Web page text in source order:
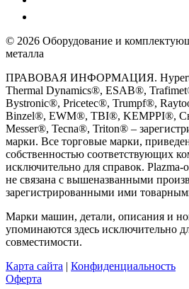
© 2026 Оборудование и
металла
ПРАВОВАЯ ИНФОРМАЦИЯ.
Thermal Dynamics®, ESAB®,
Bystronic®, Pricetec®, Trumpf®,
Binzel®, EWM®, TBI®, KEMPPI®,
Messer®, Tecna®, Triton® –
марки. Все торговые марки,
собственностью соответствующих
исключительно для справок.
не связана с вышеназванными
зарегистрированными ими
Марки машин, детали, описания и
упоминаются здесь исключительно
совместимости.
Карта сайта | Конфиденциальность
Оферта